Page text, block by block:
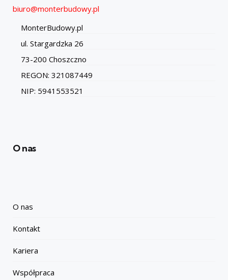
biuro@monterbudowy.pl
MonterBudowy.pl
ul. Stargardzka 26
73-200 Choszczno
REGON: 321087449
NIP: 5941553521
O nas
O nas
Kontakt
Kariera
Współpraca